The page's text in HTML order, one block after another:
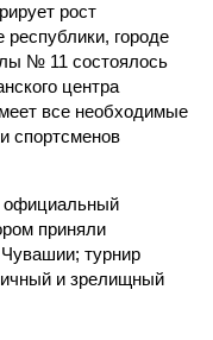
рост
республики, городе
№ 11 состоялось
центра
все необходимые
спортсменов
официальный
приняли
турнир
и зрелищный